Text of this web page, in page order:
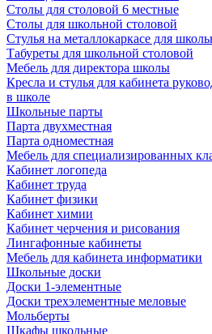
Столы для столовой 6 местные
Столы для школьной столовой
Стулья на металлокаркасе для
Табуреты для школьной столовой
Мебель для директора школы
Кресла и стулья для кабинета
в школе
Школьные парты
Парта двухместная
Парта одноместная
Мебель для специализированных
Кабинет логопеда
Кабинет труда
Кабинет физики
Кабинет химии
Кабинет черчения и рисования
Лингафонные кабинеты
Мебель для кабинета информатики
Школьные доски
Доски 1-элементные
Доски трехэлементные меловые
Мольберты
Шкафы школьные